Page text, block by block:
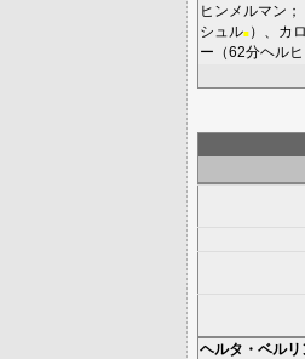
ヒンメルマン ；
シュル■ ）、 カ
ー （62分ヘル
ヘルタ・ベルリ